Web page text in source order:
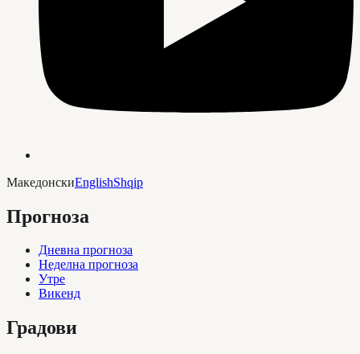
МакедонскиEnglishShqip
Прогноза
Дневна прогноза
Неделна прогноза
Утре
Викенд
Градови